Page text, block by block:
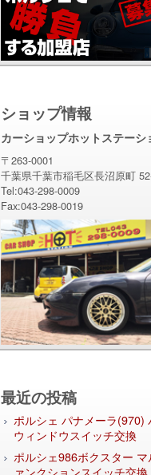
ショップ情報
カーショップホットステーシ
〒263-0001
千葉県千葉市稲毛区長沼原町
Tel:043-298-0009
Fax:043-298-0019
最近の投稿
ポルシェ パナメーラ(970)
ウィンドウスイッチ交換
ポルシェ986ボクスター マ
ァンクションスイッチ交換